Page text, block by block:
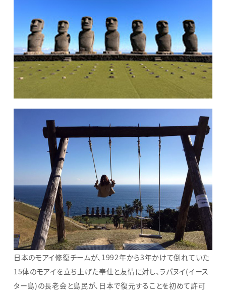
日本のモアイ修復チームが、1992年から3年かけて倒れていた
15体のモアイを立ち上げた奉仕と友情に対し、ラパヌイ(イース
ター島)の長老会と島民が、日本で復元することを初めて許可